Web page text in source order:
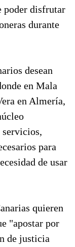
poder disfrutar
durante
desean
en Mala
en Almería,
servicios,
para
de usar
quieren
"apostar por
de justicia